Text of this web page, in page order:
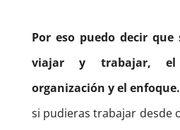
Por eso puedo decir que
viajar y trabajar,
organización y el enfoque.
si pudieras trabajar desde